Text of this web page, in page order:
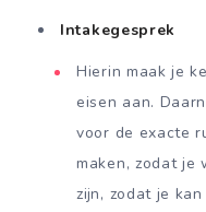
Intakegesprek
Hierin maak je
eisen aan.
voor de exacte
maken, zodat je
zijn, zodat je